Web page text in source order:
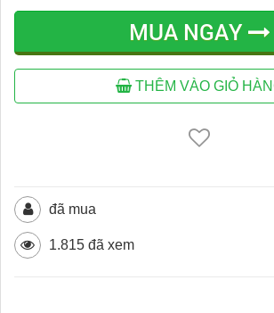
MUA NGAY
THÊM VÀO GIỎ
đã mua
1.815 đã xem